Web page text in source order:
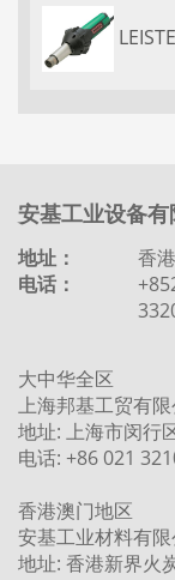
安基工业设备
地址：
香
电话：
大中华全区
上海邦基工贸有
地址: 上海市闵行
电话: +86 021
香港澳门地区
安基工业材料有
地址: 香港新界火